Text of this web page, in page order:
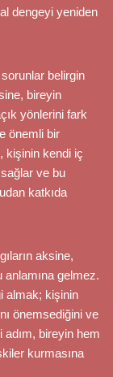
dengeyi yeniden
belirgin
bireyin
yönlerini fark
önemli bir
kişinin kendi iç
ve bu
katkıda
aksine,
gelmez.
almak; kişinin
önemsediğini ve
adım, bireyin hem
kurmasına